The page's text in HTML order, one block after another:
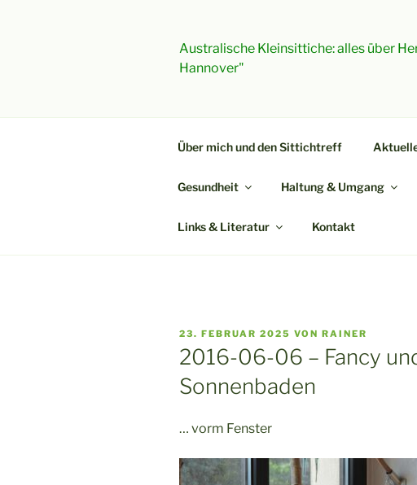
Australische Kleinsittiche: alles über
Hannover"
Über mich und den Sittichtreff
Gesundheit Haltung & Umgang
Links & Literatur Kontakt
VERÖFFENTLICHT
AM
23. FEBRUAR 2025 VON RAINER
2016-06-06 – Fancy
Sonnenbaden
… vorm Fenster